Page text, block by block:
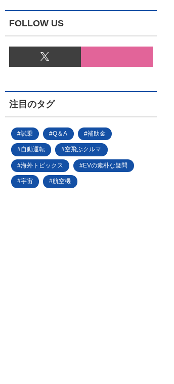
FOLLOW US
注目のタグ
試乗 Q＆A 補助金
自動運転 空飛ぶクルマ
海外トピックス EVの素朴な疑問
宇宙 航空機